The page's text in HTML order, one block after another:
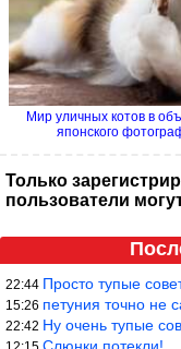
Мир уличных котов в
японского
Только
пользователи
22:44 Просто тупые
15:26 петуния точно не
22:42 Ну очень тупые